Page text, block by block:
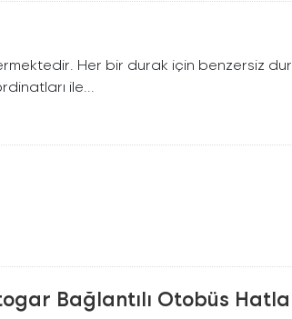
Her bir durak için benzersiz
ile...
Bağlantılı Otobüs